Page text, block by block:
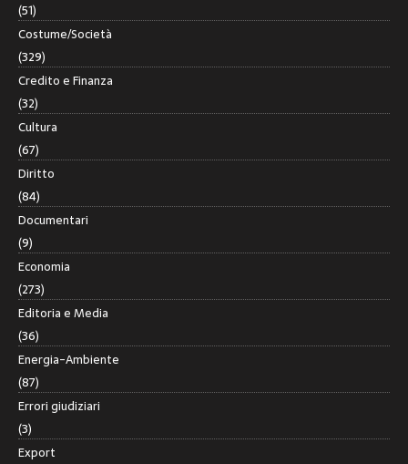
(51)
Costume/Società
(329)
Credito e Finanza
(32)
Cultura
(67)
Diritto
(84)
Documentari
(9)
Economia
(273)
Editoria e Media
(36)
Energia-Ambiente
(87)
Errori giudiziari
(3)
Export